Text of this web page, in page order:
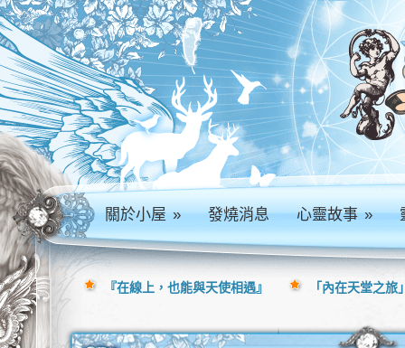
關於小屋» 發燒消息 心靈故事»
『在線上，也能與天使相遇』 「內在天堂之